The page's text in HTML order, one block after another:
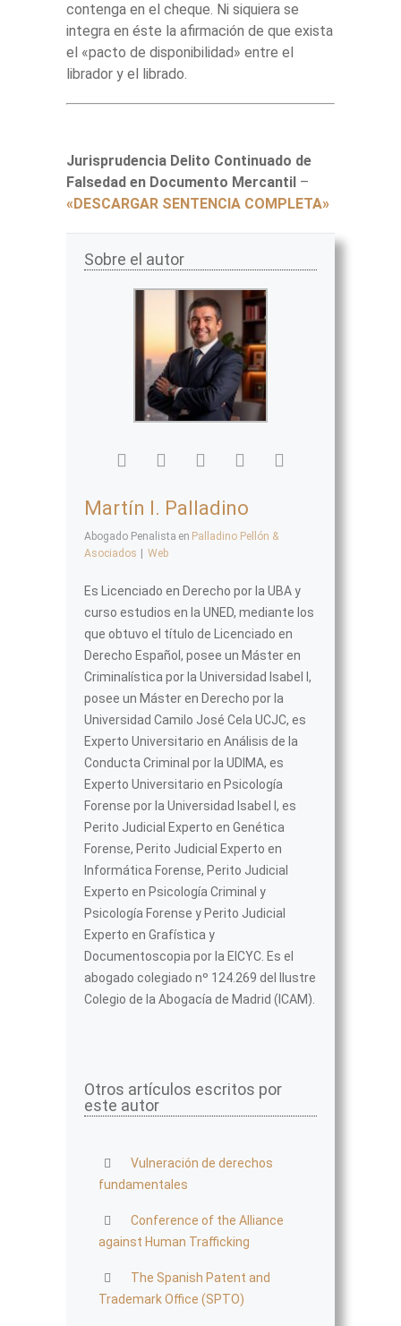
contenga en el cheque. Ni siquiera se
integra en éste la afirmación de que exista
el «pacto de disponibilidad» entre el
librador y el librado.
Jurisprudencia Delito Continuado de
Falsedad en Documento Mercantil –
«DESCARGAR SENTENCIA COMPLETA»
Sobre el autor
Martín I. Palladino
Abogado Penalista en Palladino Pellón &
Asociados | Web
Es Licenciado en Derecho por la UBA y
curso estudios en la UNED, mediante los
que obtuvo el título de Licenciado en
Derecho Español, posee un Máster en
Criminalística por la Universidad Isabel I,
posee un Máster en Derecho por la
Universidad Camilo José Cela UCJC, es
Experto Universitario en Análisis de la
Conducta Criminal por la UDIMA, es
Experto Universitario en Psicología
Forense por la Universidad Isabel I, es
Perito Judicial Experto en Genética
Forense, Perito Judicial Experto en
Informática Forense, Perito Judicial
Experto en Psicología Criminal y
Psicología Forense y Perito Judicial
Experto en Grafística y
Documentoscopia por la EICYC. Es el
abogado colegiado nº 124.269 del Ilustre
Colegio de la Abogacía de Madrid (ICAM).
Otros artículos escritos por
este autor
Vulneración de derechos
fundamentales
Conference of the Alliance
against Human Trafficking
The Spanish Patent and
Trademark Office (SPTO)